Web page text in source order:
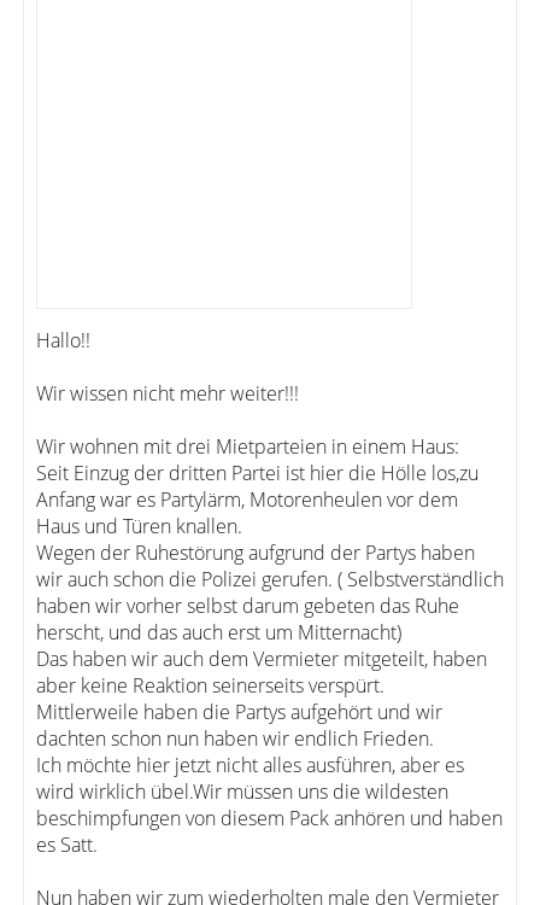
Hallo!!
Wir wissen nicht mehr weiter!!!
Wir wohnen mit drei Mietparteien in einem Haus:
Seit Einzug der dritten Partei ist hier die Hölle los,zu
Anfang war es Partylärm, Motorenheulen vor dem
Haus und Türen knallen.
Wegen der Ruhestörung aufgrund der Partys haben
wir auch schon die Polizei gerufen. ( Selbstverständlich
haben wir vorher selbst darum gebeten das Ruhe
herscht, und das auch erst um Mitternacht)
Das haben wir auch dem Vermieter mitgeteilt, haben
aber keine Reaktion seinerseits verspürt.
Mittlerweile haben die Partys aufgehört und wir
dachten schon nun haben wir endlich Frieden.
Ich möchte hier jetzt nicht alles ausführen, aber es
wird wirklich übel.Wir müssen uns die wildesten
beschimpfungen von diesem Pack anhören und haben
es Satt.
Nun haben wir zum wiederholten male den Vermieter